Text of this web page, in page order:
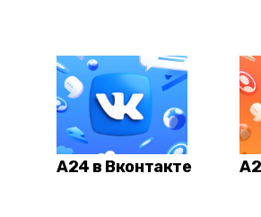
А24 в Вконтакте